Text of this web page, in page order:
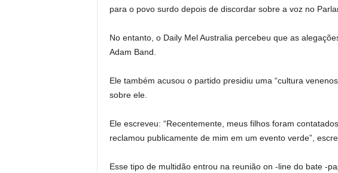
para o povo surdo depois de discordar sobre a voz no
No entanto, o Daily Mel Australia percebeu que as
Adam Band.
Ele também acusou o partido presidiu uma “cultura
sobre ele.
Ele escreveu: “Recentemente, meus filhos foram
reclamou publicamente de mim em um evento verde”,
Esse tipo de multidão entrou na reunião on -line do bate -